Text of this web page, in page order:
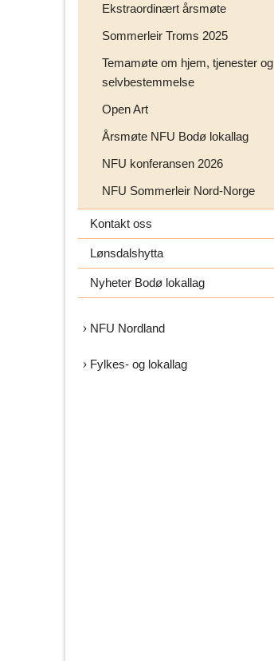
Ekstraordinært årsmøte
Sommerleir Troms 2025
Temamøte om hjem, tjenester og
selvbestemmelse
Open Art
Årsmøte NFU Bodø lokallag
NFU konferansen 2026
NFU Sommerleir Nord-Norge
Kontakt oss
Lønsdalshytta
Nyheter Bodø lokallag
NFU Nordland
Fylkes- og lokallag